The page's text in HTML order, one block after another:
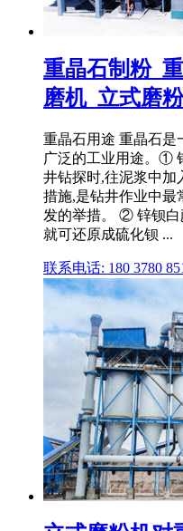
重晶石制粉_
磨机_立式磨
重晶石用途 重晶石是
广泛的工业用途。①
井钻探时,往泥浆中加
措施,是钻井作业中最
发的举措。 ② 锌钡白
就可还原成硫化钡 ...
联系电话: 180 3780